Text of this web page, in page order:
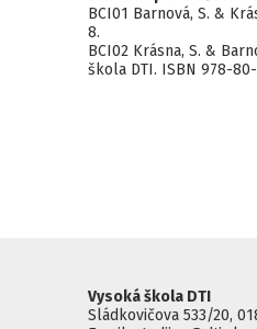
BCI01 Barnová, S. &
8.
BCI02 Krásna, S. &
škola DTI. ISBN 978-
Vysoká škola DTI
Sládkovičova 533/20,